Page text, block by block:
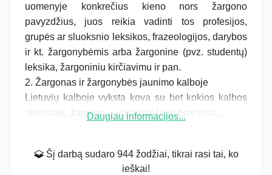
uomenyje konkrečius kieno nors žargono
pavyzdžius, juos reikia vadinti tos profesijos,
grupės ar sluoksnio leksikos, frazeologijos, darybos
ir kt. žargonybėmis arba žargonine (pvz. studentų)
leksika, žargoniniu kirčiavimu ir pan.
2. Žargonas ir žargonybės jaunimo kalboje
Lietuvių kalboje vyksta kova su bet kokios kalbos
skoliniais, žargone – visai priešingi procesai:...
Daugiau informacijos...
Šį darbą sudaro 944 žodžiai, tikrai rasi tai, ko
ieškai!